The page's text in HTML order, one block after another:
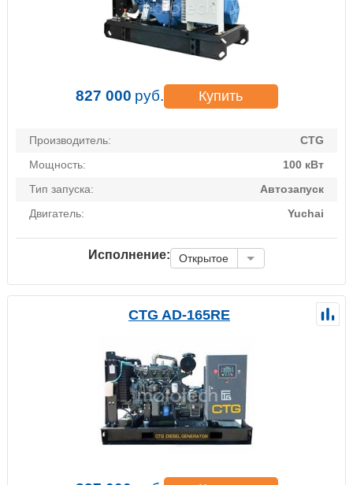
827 000 руб. Купить
Производитель:
CTG
Мощность:
100 кВт
Тип запуска:
Автозапуск
Двигатель:
Yuchai
Исполнение: Открытое
CTG AD-165RE